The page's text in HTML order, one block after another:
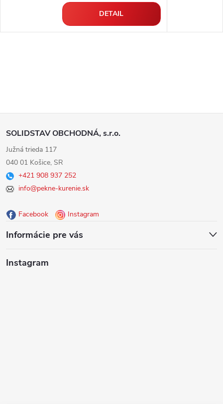
DETAIL
Z
á
p
ä
e
SOLIDSTAV OBCHODNÁ, s.r.o.
Južná trieda 117
040 01 Košice, SR
+421 908 937 252
info@pekne-kurenie.sk
Facebook Instagram
Informácie pre vás
Instagram